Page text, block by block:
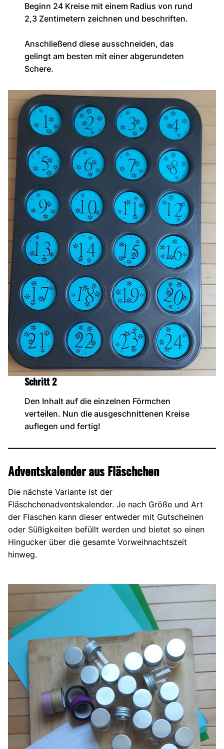
Beginn 24 Kreise mit einem Radius von rund
2,3 Zentimetern zeichnen und beschriften.
Anschließend diese ausschneiden, das
gelingt am besten mit einer abgerundeten
Schere.
Schritt 2
Den Inhalt auf die einzelnen Förmchen
verteilen. Nun die ausgeschnittenen Kreise
auflegen und fertig!
Adventskalender aus Fläschchen
Die nächste Variante ist der
Fläschchenadventskalender. Je nach Größe und Art
der Flaschen kann dieser entweder mit Gutscheinen
oder Süßigkeiten befüllt werden und bietet so einen
Hingucker über die gesamte Vorweihnachtszeit
hinweg.